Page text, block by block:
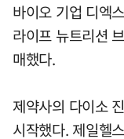
바이오 기업 디엑
라이프 뉴트리션
매했다.
제약사의 다이소
시작했다. 제일헬